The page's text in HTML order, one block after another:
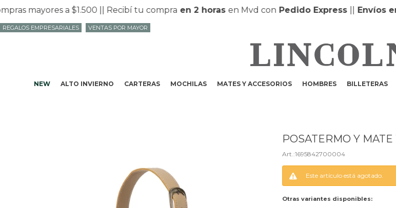
mayores a $1.500 || Recibí tu compraen 2 horasen Mvd conPedido Express||Envíos en
NEW ALTO INVIERNO CARTERAS MOCHILAS MATES Y ACCESORIOS HOMBRES BILLETERAS
REGALOS EMPRESARIALES VENTAS POR MAYOR
POSATERMO Y
1695842700004
Este artículo está agotado.
Otras variantes disponibles: